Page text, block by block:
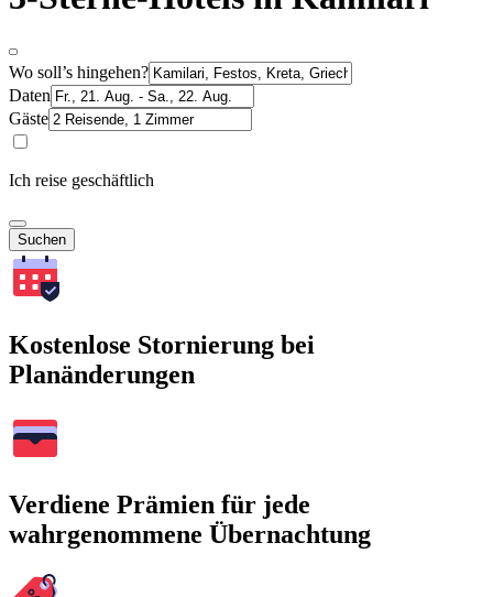
Wo soll’s hingehen?
Daten
Gäste
Ich reise geschäftlich
Suchen
Kostenlose Stornierung bei
Planänderungen
Verdiene Prämien für jede
wahrgenommene Übernachtung